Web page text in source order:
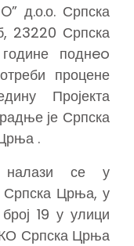
д.о.о. Српска
23220 Српска
поднeo
процене
Пројекта
је Српска
.
налази се у
Српска Црња, у
19 у улици
КО Српска Црња